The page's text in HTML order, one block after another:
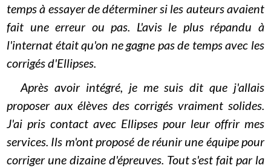
temps à essayer de déterminer si les auteurs avaient
fait une erreur ou pas. L'avis le plus répandu à
l'internat était qu'on ne gagne pas de temps avec les
corrigés d'Ellipses.
Après avoir intégré, je me suis dit que j'allais
proposer aux élèves des corrigés vraiment solides.
J'ai pris contact avec Ellipses pour leur offrir mes
services. Ils m'ont proposé de réunir une équipe pour
corriger une dizaine d'épreuves. Tout s'est fait par la